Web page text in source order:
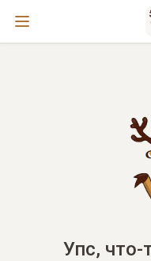
Упс,